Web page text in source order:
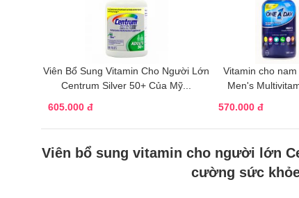
Viên Bổ Sung Vitamin Cho Người Lớn
Centrum Silver 50+ Của Mỹ...
605.000 đ
Vitamin cho
Men's
570.000 đ
Viên bổ sung vitamin cho người lớn
cường sức